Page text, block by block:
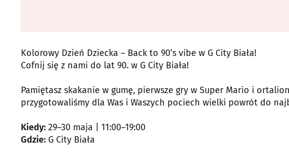
Kolorowy Dzień Dziecka – Back to 90’s vibe w G City Biała!
Cofnij się z nami do lat 90. w G City Biała!
Pamiętasz skakanie w gumę, pierwsze gry w Super Mario i
przygotowaliśmy dla Was i Waszych pociech wielki powrót do
Kiedy: 29–30 maja | 11:00–19:00
Gdzie: G City Biała